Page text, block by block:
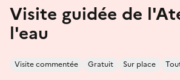
Visite guidée de
l'eau
Visite commentée Gratuit Sur place